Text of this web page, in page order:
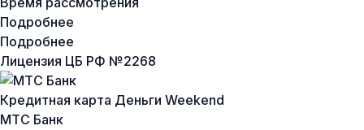
Подробнее
Подробнее
Лицензия ЦБ РФ №2268
Кредитная карта Деньги Weekend
МТС Банк